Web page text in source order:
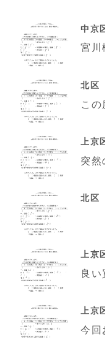
中京
北区
上
北区
上
上